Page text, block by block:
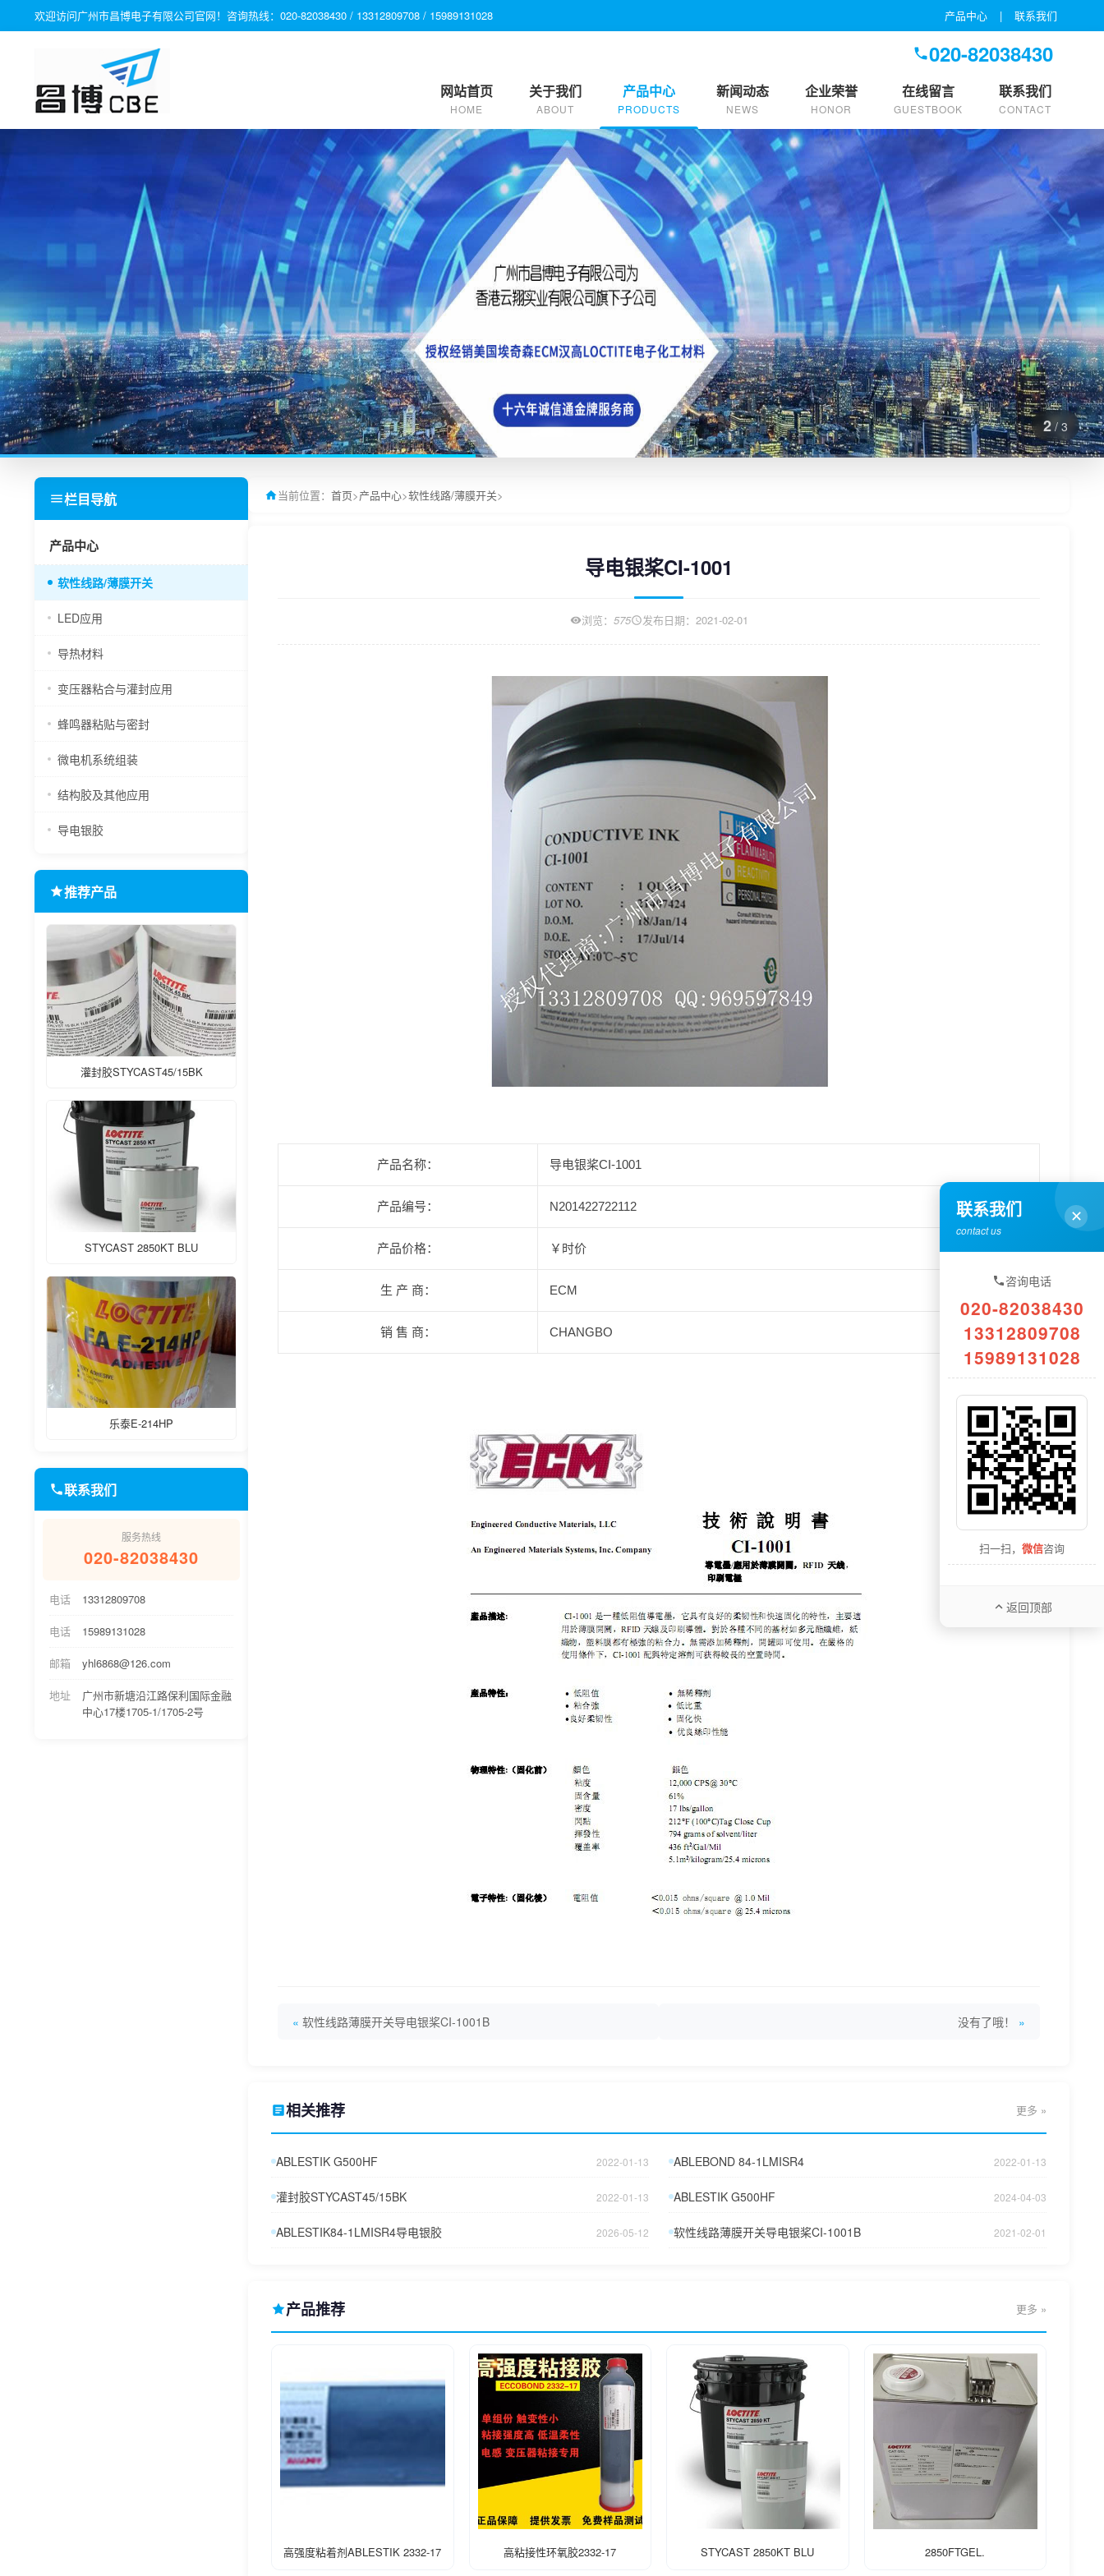
欢迎访问广州市昌博电子有限公司官网！咨询热线：020-82038430 / 13312809708 / 15989131028 产品中心 | 联系我们
020-82038430
网站首页
HOME
关于我们
ABOUT
产品中心
PRODUCTS
新闻动态
NEWS
企业荣誉
HONOR
在线留言
GUESTBOOK
联系我们
CONTACT
2 / 3
栏目导航
产品中心
软性线路/薄膜开关
LED应用
导热材料
变压器粘合与灌封应用
蜂鸣器粘贴与密封
微电机系统组装
结构胶及其他应用
导电银胶
推荐产品
灌封胶STYCAST45/15BK
STYCAST 2850KT BLU
乐泰E-214HP
联系我们
服务热线
020-82038430
电话 13312809708
电话 15989131028
邮箱 yhl6868@126.com
地址
广州市新塘沿江路保利国际金融
中心17楼1705-1/1705-2号
当前位置： 首页>产品中心>软性线路/薄膜开关>
导电银桨CI-1001
浏览： 575 发布日期：2021-02-01
产品名称： 导电银桨CI-1001
产品编号： N201422722112
产品价格： ￥时价
生 产 商： ECM
销 售 商： CHANGBO
软性线路薄膜开关导电银桨CI-1001B 没有了哦！
相关推荐 更多 »
ABLESTIK G500HF 2022-01-13 ABLEBOND 84-1LMISR4 2022-01-13
灌封胶STYCAST45/15BK 2022-01-13 ABLESTIK G500HF 2024-04-03
ABLESTIK84-1LMISR4导电银胶 2026-05-12 软性线路薄膜开关导电银桨CI-1001B 2021-02-01
产品推荐 更多 »
高强度粘着剂ABLESTIK 2332-17 高粘接性环氧胶2332-17 STYCAST 2850KT BLU 2850FTGEL.
联系我们
contact us
✕
咨询电话
020-82038430
13312809708
15989131028
扫一扫， 微信咨询
返回顶部